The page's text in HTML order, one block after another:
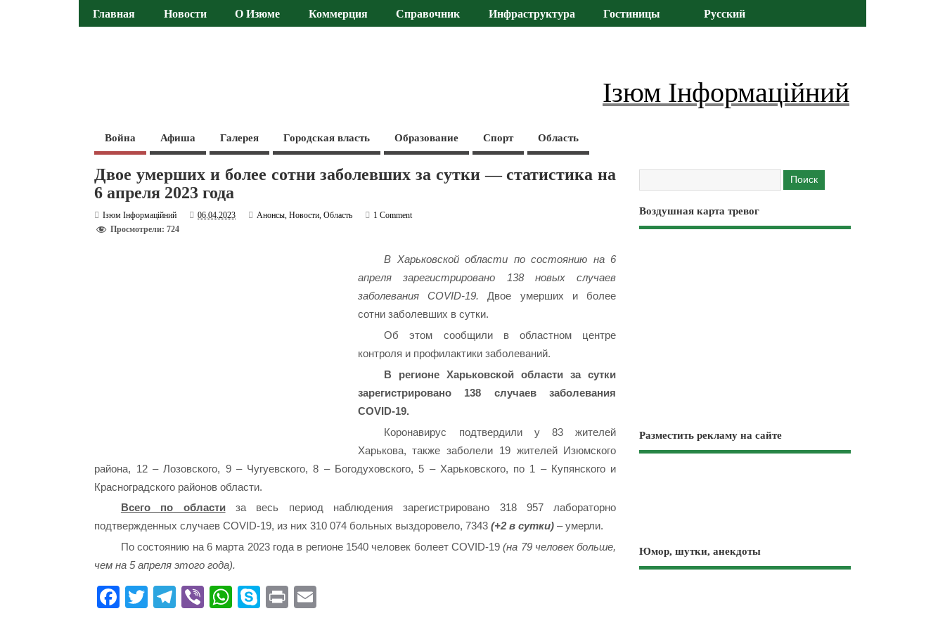
Главная Новости О Изюме Коммерция Справочник Инфраструктура Гостиницы Русский
Ізюм Інформаційний
Война Афиша Галерея Городская власть Образование Спорт Область
Двое умерших и более сотни заболевших за сутки — статистика на
6 апреля 2023 года
Ізюм Інформаційний 06.04.2023 Анонсы,Новости,Область
1 Comment
Просмотрели: 724
В Харьковской области по состоянию на 6
апреля зарегистрировано 138 новых случаев
заболевания COVID-19. Двое умерших и более
сотни заболевших в сутки.
Об этом сообщили в областном центре
контроля и профилактики заболеваний.
В регионе Харьковской области за сутки
зарегистрировано 138 случаев заболевания
COVID-19.
Коронавирус подтвердили у 83 жителей
Харькова, также заболели 19 жителей Изюмского
района, 12 – Лозовского, 9 – Чугуевского, 8 – Богодуховского, 5 – Харьковского, по 1 – Купянского и
Красноградского районов области.
Всего по областиза весь период наблюдения зарегистрировано 318 957 лабораторно
подтвержденных случаев СOVID-19, из них 310 074 больных выздоровело, 7343 (+2 в сутки) – умерли.
По состоянию на 6 марта 2023 года в регионе 1540 человек болеет COVID-19(на 79 человек больше,
чем на 5 апреля этого года).
Fa T
Te Vi
W
S
Pr
Воздушная карта тревог
Разместить рекламу на сайте
Юмор, шутки, анекдоты